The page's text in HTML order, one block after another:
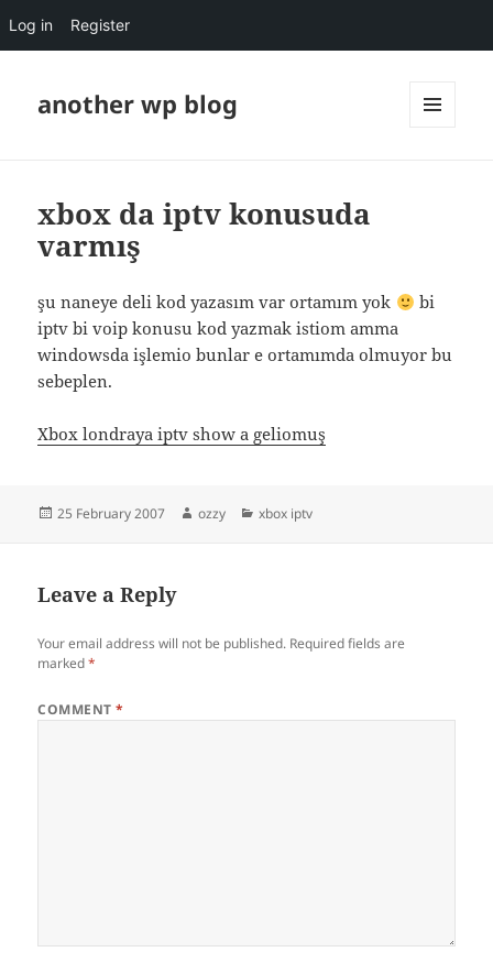
Log in Register
another wp blog
xbox da iptv konusuda
varmış
şu naneye deli kod yazasım var ortamım yok
bi
iptv bi voip konusu kod yazmak istiom amma
windowsda işlemio bunlar e ortamımda olmuyor bu
sebeplen.
Xbox londraya iptv show a geliomuş
Posted
25 February 2007 Author
ozzy Categories
xbox iptv
Leave a Reply
Your email address will not be published. Required fields are
marked*
COMMENT*